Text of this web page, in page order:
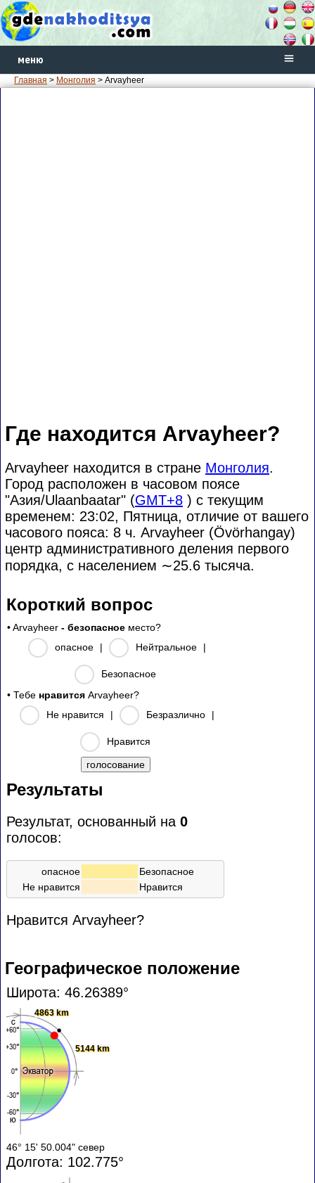
меню
Главная > Монголия > Arvayheer
Где находится Arvayheer?
Arvayheer находится в стране Монголия.
Город расположен в часовом поясе
"Азия/Ulaanbaatar" (GMT+8 ) с текущим
временем: 23:02, Пятница, отличие от вашего
часового пояса: 8 ч. Arvayheer (Övörhangay)
центр административного деления первого
порядка, с населением ∼25.6 тысяча.
Короткий вопрос
• Arvayheer - безопасное место?
опасное
| Нейтральное |
Безопасное
• Тебе нравится Arvayheer?
Не нравится
| Безразлично |
Нравится
Результаты
Результат, основанный на 0
голосов:
опасное
Безопасное
Не нравится
Нравится
Нравится Arvayheer?
Географическое положение
Широта: 46.26389°
4863 km
5144 km
46° 15' 50.004" север
Долгота: 102.775°